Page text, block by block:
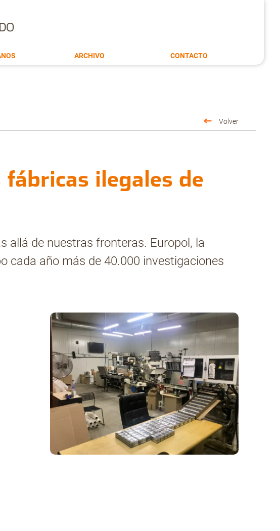
ARCHIVO CONTACTO
Volver
fábricas ilegales de
allá de nuestras fronteras. Europol, la
cada año más de 40.000 investigaciones